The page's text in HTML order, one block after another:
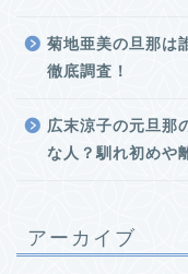
菊地亜美の旦那は
徹底調査！
広末涼子の元旦那
な人？馴れ初めや
アーカイブ